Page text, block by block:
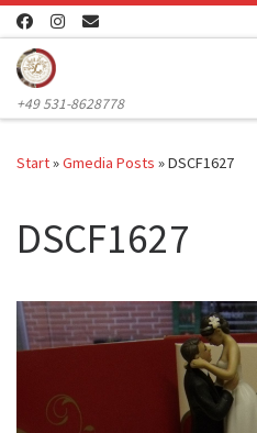
Zum Inhalt springen
+49 531-8628778
Start»Gmedia Posts »DSCF1627
DSCF1627